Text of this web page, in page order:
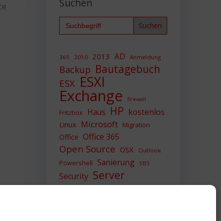
Suchen
Search
for:
365 2010 2013 AD Anmeldung
Backup Bautagebuch
ESX ESXI
Exchange firewall
Fritzbox Haus HP kostenlos
Linux Microsoft Migration
Office Office 365
Open Source OSX Outlook
Powershell Sanierung SBS
Security Server
Sicherheit SIEM